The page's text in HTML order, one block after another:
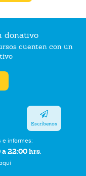
donativo
cuenten con un
e informes:
22:00 hrs.
Escríbenos